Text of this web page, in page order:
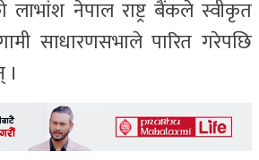
नेपाल राष्ट्र बैंकले स्वीकृत
साधारणसभाले पारित गरेपछि